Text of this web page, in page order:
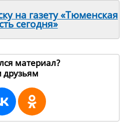
на газету «Тюменская
сегодня»
материал?
друзьям